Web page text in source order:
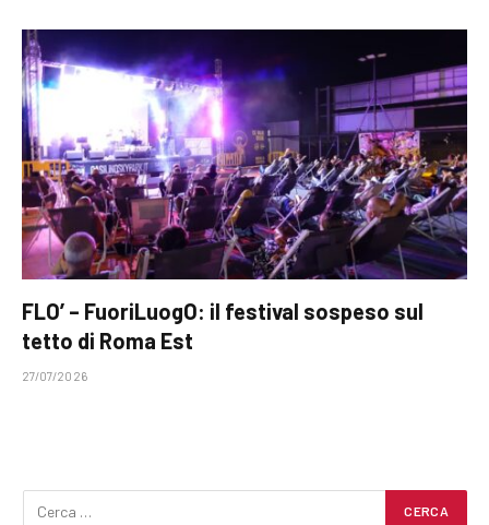
FLO’ – FuoriLuogO: il festival sospeso sul
tetto di Roma Est
27/07/2026